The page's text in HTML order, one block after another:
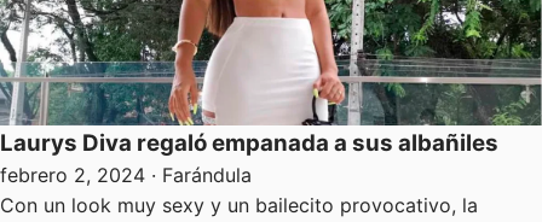
Laurys Diva regaló empanada a sus albañiles
febrero 2, 2024 · Farándula
Con un look muy sexy y un bailecito provocativo, la